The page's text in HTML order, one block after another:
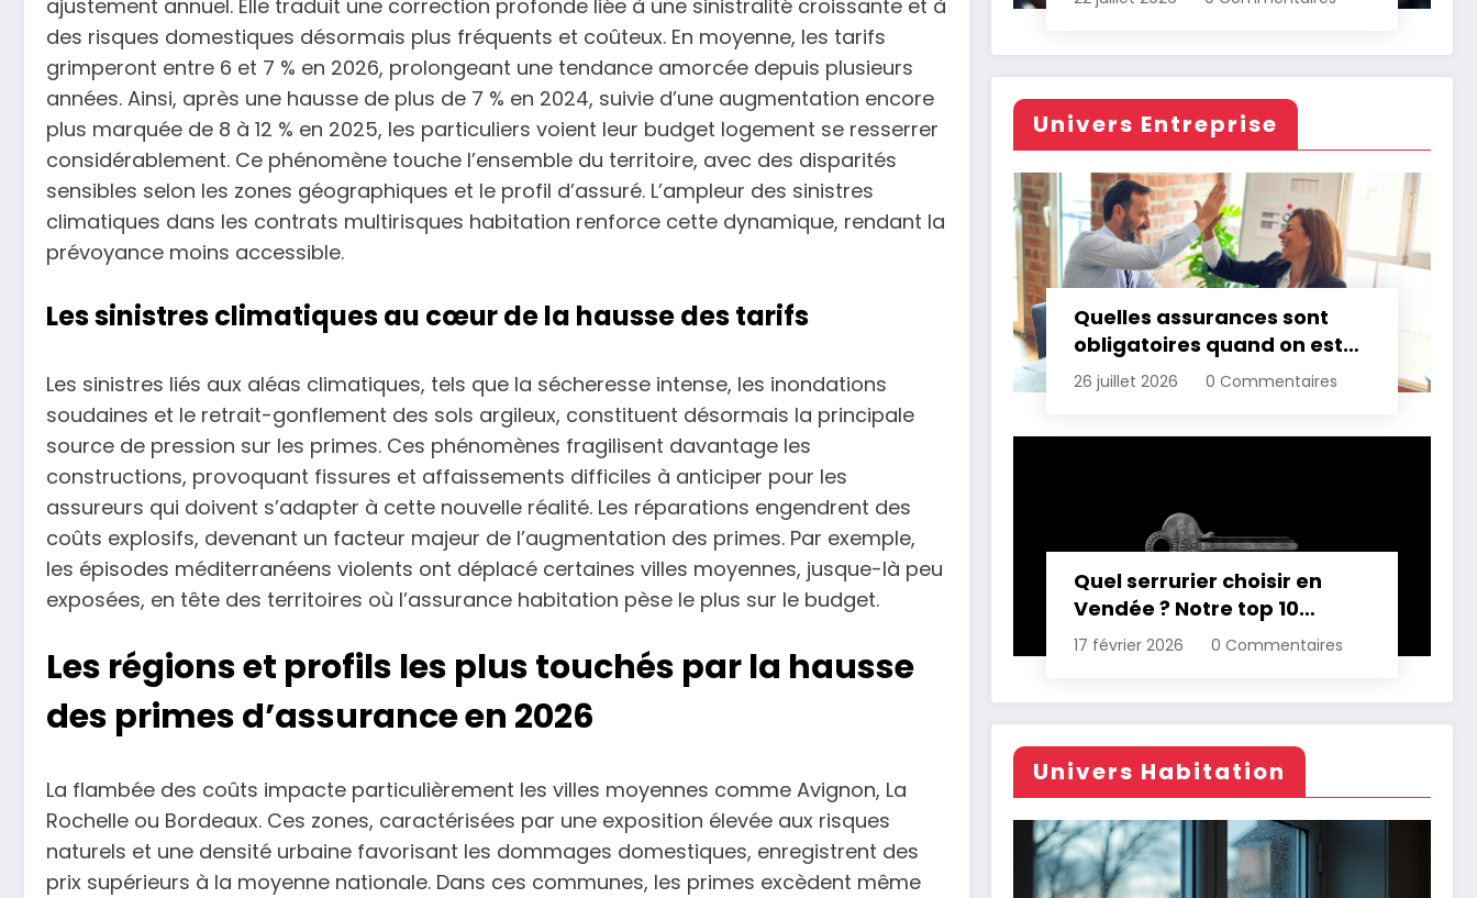
ajustement annuel. Elle traduit une correction profonde liée à une sinistralité croissante et à
des risques domestiques désormais plus fréquents et coûteux. En moyenne, les tarifs
grimperont entre 6 et 7 % en 2026, prolongeant une tendance amorcée depuis plusieurs
années. Ainsi, après une hausse de plus de 7 % en 2024, suivie d’une augmentation encore
plus marquée de 8 à 12 % en 2025, les particuliers voient leur budget logement se resserrer
considérablement. Ce phénomène touche l’ensemble du territoire, avec des disparités
sensibles selon les zones géographiques et le profil d’assuré. L’ampleur des sinistres
climatiques dans les contrats multirisques habitation renforce cette dynamique, rendant la
prévoyance moins accessible.
Les sinistres climatiques au cœur de la hausse des tarifs
Les sinistres liés aux aléas climatiques, tels que la sécheresse intense, les inondations
soudaines et le retrait-gonflement des sols argileux, constituent désormais la principale
source de pression sur les primes. Ces phénomènes fragilisent davantage les
constructions, provoquant fissures et affaissements difficiles à anticiper pour les
assureurs qui doivent s’adapter à cette nouvelle réalité. Les réparations engendrent des
coûts explosifs, devenant un facteur majeur de l’augmentation des primes. Par exemple,
les épisodes méditerranéens violents ont déplacé certaines villes moyennes, jusque-là peu
exposées, en tête des territoires où l’assurance habitation pèse le plus sur le budget.
Les régions et profils les plus touchés par la hausse
des primes d’assurance en 2026
La flambée des coûts impacte particulièrement les villes moyennes comme Avignon, La
Rochelle ou Bordeaux. Ces zones, caractérisées par une exposition élevée aux risques
naturels et une densité urbaine favorisant les dommages domestiques, enregistrent des
prix supérieurs à la moyenne nationale. Dans ces communes, les primes excèdent même
Univers Entreprise
Quelles assurances sont
obligatoires quand on est
professionnel ?
26 juillet 2026 0 Commentaires
Quel serrurier choisir en
Vendée ? Notre top 10
comparatif
17 février 2026 0 Commentaires
Univers Habitation